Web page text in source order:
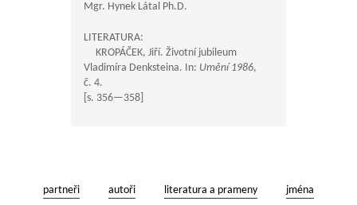
Mgr. Hynek Látal Ph.D.
LITERATURA:
KROPÁČEK, Jiří. Životní jubileum
Vladimíra Denksteina. In: Umění 1986,
č. 4.
[s. 356—358
partneři autoři literatura a prameny jména